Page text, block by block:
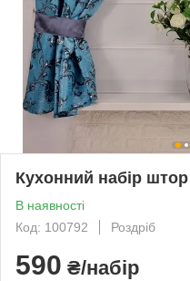
Кухонний набір
В наявності
Код: 100792
Роздріб
590 ₴/набір